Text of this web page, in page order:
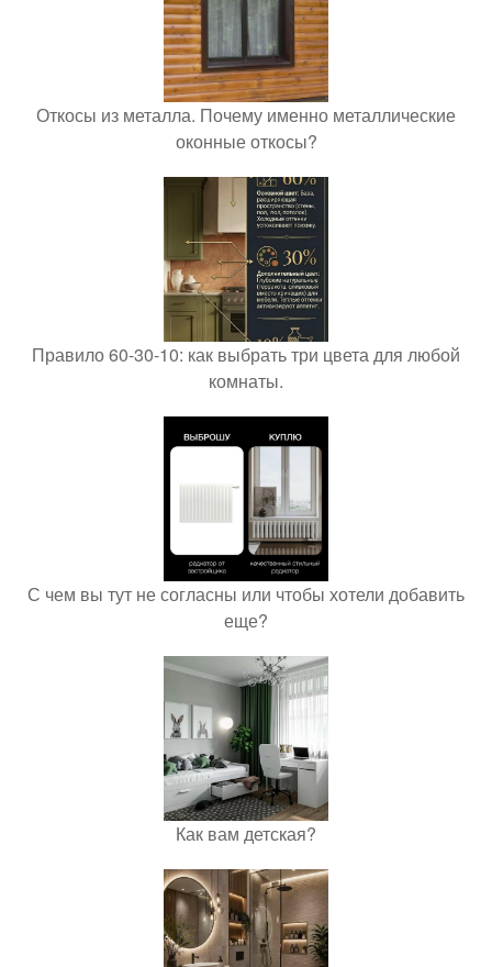
Откосы из металла. Почему именно металлические
оконные откосы?
Правило 60-30-10: как выбрать три цвета для любой
комнаты.
С чем вы тут не согласны или чтобы хотели добавить
еще?
Как вам детская?